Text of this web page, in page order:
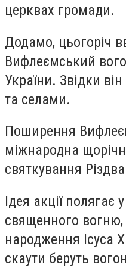
церквах громади.
Додамо, цьогоріч
Вифлеємський
України. Звідки
та селами.
Поширення
міжнародна
святкування
Ідея акції полягає
священного вогню,
народження Ісуса
скаути беруть